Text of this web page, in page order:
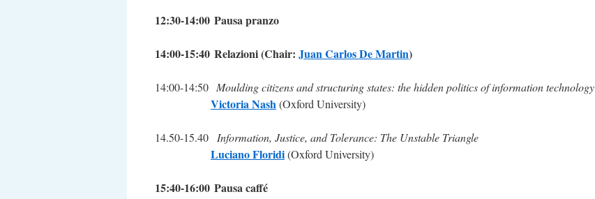
12:30-14:00 Pausa pranzo
14:00-15:40 Relazioni (Chair: Juan Carlos De Martin)
14:00-14:50 Moulding citizens and structuring states: the hidden politics of information technology
Victoria Nash(Oxford University)
14.50-15.40 Information, Justice, and Tolerance: The Unstable Triangle
Luciano Floridi(Oxford University)
15:40-16:00 Pausa caffé